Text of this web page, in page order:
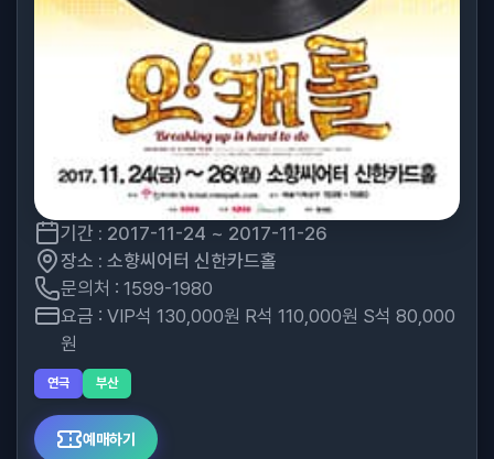
기간 : 2017-11-24 ~ 2017-11-26
장소 : 소향씨어터 신한카드홀
문의처 : 1599-1980
요금 : VIP석 130,000원 R석 110,000원 S석 80,000
원
연극 부산
예매하기